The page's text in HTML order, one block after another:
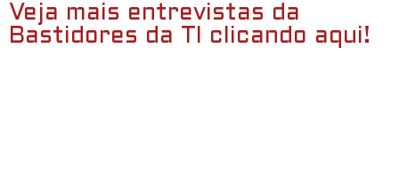
Veja mais entrevistas da
Bastidores da TI clicando aqui!